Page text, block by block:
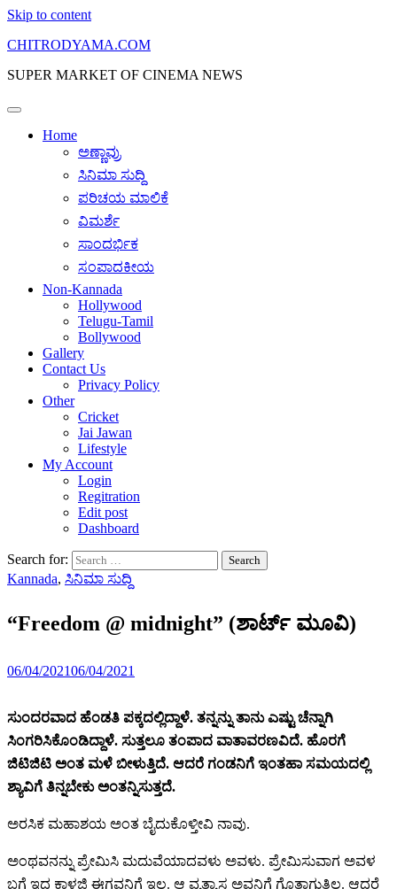
Skip to content
CHITRODYAMA.COM
SUPER MARKET OF CINEMA NEWS
Home
ಅಣ್ಣಾವ್ರು
ಸಿನಿಮಾ ಸುದ್ದಿ
ಪರಿಚಯ ಮಾಲಿಕೆ
ವಿಮರ್ಶೆ
ಸಾಂದರ್ಭಿಕ
ಸಂಪಾದಕೀಯ
Non-Kannada
Hollywood
Telugu-Tamil
Bollywood
Gallery
Contact Us
Privacy Policy
Other
Cricket
Jai Jawan
Lifestyle
My Account
Login
Regitration
Edit post
Dashboard
Search for:
Kannada, ಸಿನಿಮಾ ಸುದ್ದಿ
“Freedom @ midnight” (ಶಾರ್ಟ್ ಮೂವಿ)
06/04/202106/04/2021
ಸುಂದರವಾದ ಹೆಂಡತಿ ಪಕ್ಕದಲ್ಲಿದ್ದಾಳೆ. ತನ್ನನ್ನು ತಾನು ಎಷ್ಟು ಚೆನ್ನಾಗಿ
ಸಿಂಗರಿಸಿಕೊಂಡಿದ್ದಾಳೆ. ಸುತ್ತಲೂ ತಂಪಾದ ವಾತಾವರಣವಿದೆ. ಹೊರಗೆ
ಜಿಟಿಜಿಟಿ ಅಂತ ಮಳೆ ಬೀಳುತ್ತಿದೆ. ಆದರೆ ಗಂಡನಿಗೆ ಇಂತಹಾ ಸಮಯದಲ್ಲಿ
ಶ್ಯಾವಿಗೆ ತಿನ್ನಬೇಕು ಅಂತನ್ನಿಸುತ್ತದೆ.
ಅರಸಿಕ ಮಹಾಶಯ ಅಂತ ಬೈದುಕೊಳ್ತೀವಿ ನಾವು.
ಅಂಥವನನ್ನು ಪ್ರೇಮಿಸಿ ಮದುವೆಯಾದವಳು ಅವಳು‌. ಪ್ರೇಮಿಸುವಾಗ ಅವಳ
ಬಗ್ಗೆ ಇದ್ದ ಕಾಳಜಿ ಈಗವನಿಗೆ ಇಲ್ಲ. ಆ ವ್ಯತ್ಯಾಸ ಅವನಿಗೆ ಗೊತ್ತಾಗುತ್ತಿಲ್ಲ. ಆದರೆ